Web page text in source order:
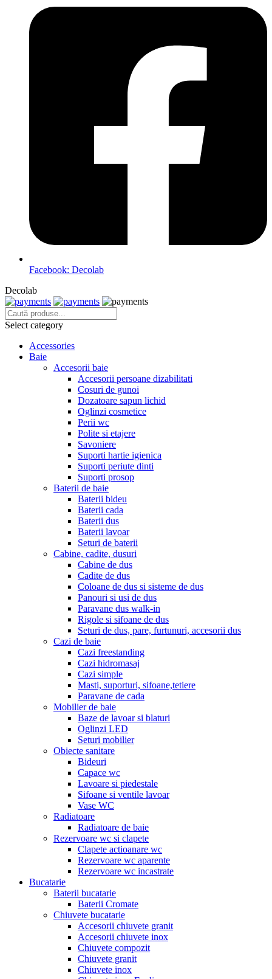
Facebook: Decolab
Decolab
Select category
Accessories
Baie
Accesorii baie
Accesorii persoane dizabilitati
Cosuri de gunoi
Dozatoare sapun lichid
Oglinzi cosmetice
Perii wc
Polite si etajere
Savoniere
Suporti hartie igienica
Suporti periute dinti
Suporti prosop
Baterii de baie
Baterii bideu
Baterii cada
Baterii dus
Baterii lavoar
Seturi de baterii
Cabine, cadite, dusuri
Cabine de dus
Cadite de dus
Coloane de dus si sisteme de dus
Panouri si usi de dus
Paravane dus walk-in
Rigole si sifoane de dus
Seturi de dus, pare, furtunuri, accesorii dus
Cazi de baie
Cazi freestanding
Cazi hidromasaj
Cazi simple
Masti, suporturi, sifoane,tetiere
Paravane de cada
Mobilier de baie
Baze de lavoar si blaturi
Oglinzi LED
Seturi mobilier
Obiecte sanitare
Bideuri
Capace wc
Lavoare si piedestale
Sifoane si ventile lavoar
Vase WC
Radiatoare
Radiatoare de baie
Rezervoare wc si clapete
Clapete actioanare wc
Rezervoare wc aparente
Rezervoare wc incastrate
Bucatarie
Baterii bucatarie
Baterii Cromate
Chiuvete bucatarie
Accesorii chiuvete granit
Accesorii chiuvete inox
Chiuvete compozit
Chiuvete granit
Chiuvete inox